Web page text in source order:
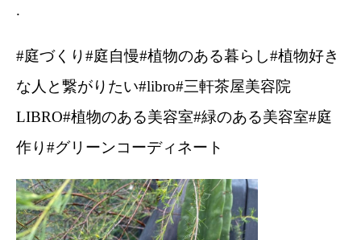
.
#庭づくり#庭自慢#植物のある暮らし#植物好き
な人と繋がりたい#libro#三軒茶屋美容院
LIBRO#植物のある美容室#緑のある美容室#庭
作り#グリーンコーディネート